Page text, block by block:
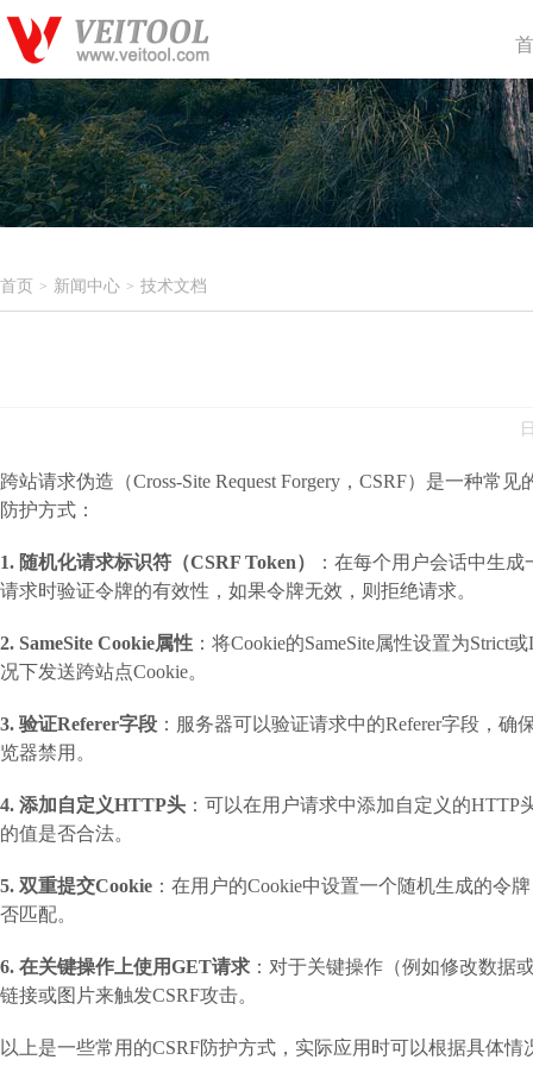
首页 > 新闻中心 > 技术文档
跨站请求伪造（Cross-Site Request Forgery，CSRF）是一种
防护方式：
1. 随机化请求标识符（CSRF Token）
：在每个用户会话中生
请求时验证令牌的有效性，如果令牌无效，则拒绝请求。
2. SameSite Cookie属性 ：将Cookie的SameSite属性设置为
况下发送跨站点Cookie。
3. 验证Referer字段 ：服务器可以验证请求中的Referer字段，
览器禁用。
4. 添加自定义HTTP头 ：可以在用户请求中添加自定义的
的值是否合法。
5. 双重提交Cookie ：在用户的Cookie中设置一个随机生成的令
否匹配。
6. 在关键操作上使用GET请求 ：对于关键操作（例如修改数据
链接或图片来触发CSRF攻击。
以上是一些常用的CSRF防护方式，实际应用时可以根据具体